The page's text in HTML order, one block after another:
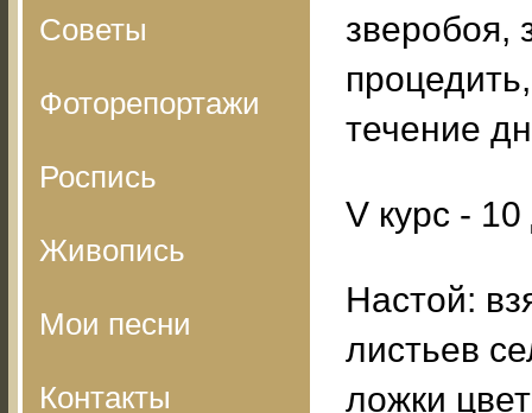
Советы
Фоторепортажи
Роспись
Живопись
Мои песни
Контакты
зверобоя,
течение
V курс -
Настой:
листьев
ложки